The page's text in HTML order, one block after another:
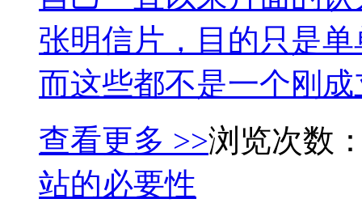
张明信片，目的只是
而这些都不是一个刚
查看更多 >>浏览次数
站的必要性